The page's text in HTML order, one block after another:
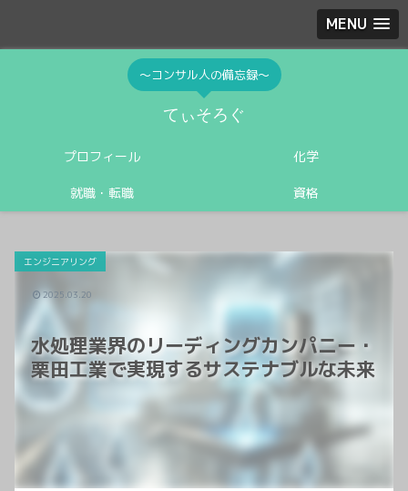
MENU
〜コンサル人の備忘録〜
てぃそろぐ
プロフィール 化学
就職・転職 資格
水処理業界のリーディングカンパニー・
栗田工業で実現するサステナブルな未来
エンジニアリング
2025.03.20